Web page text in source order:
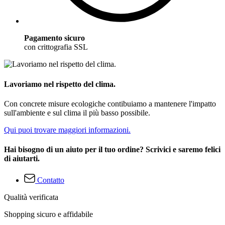
Pagamento sicuro
con crittografia SSL
Lavoriamo nel rispetto del clima.
Con concrete misure ecologiche contibuiamo a mantenere l'impatto
sull'ambiente e sul clima il più basso possibile.
Qui puoi trovare maggiori informazioni.
Hai bisogno di un aiuto per il tuo ordine? Scrivici e saremo felici
di aiutarti.
Contatto
Qualità verificata
Shopping sicuro e affidabile